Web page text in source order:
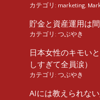
カテゴリ: marketing,
貯金と資産運用は
カテゴリ: つぶやき
日本女性のキモい
しすぎて全員涙）
カテゴリ: つぶやき
AIには教えられな